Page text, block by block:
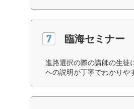
臨海セミナー
進路選択の際の講師の生徒
への説明が丁寧でわかりや